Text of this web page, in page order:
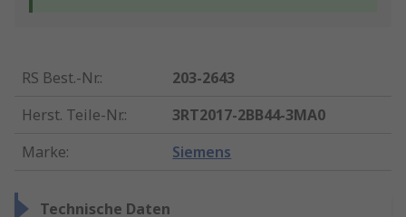
RS Best.-Nr.:
203-2643
Herst. Teile-Nr.:
3RT2017-2BB44-3MA0
Marke: Siemens
Technische Daten